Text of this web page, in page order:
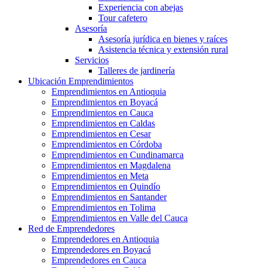
Experiencia con abejas
Tour cafetero
Asesoría
Asesoría jurídica en bienes y raíces
Asistencia técnica y extensión rural
Servicios
Talleres de jardinería
Ubicación Emprendimientos
Emprendimientos en Antioquia
Emprendimientos en Boyacá
Emprendimientos en Cauca
Emprendimientos en Caldas
Emprendimientos en Cesar
Emprendimientos en Córdoba
Emprendimientos en Cundinamarca
Emprendimientos en Magdalena
Emprendimientos en Meta
Emprendimientos en Quindío
Emprendimientos en Santander
Emprendimientos en Tolima
Emprendimientos en Valle del Cauca
Red de Emprendedores
Emprendedores en Antioquia
Emprendedores en Boyacá
Emprendedores en Cauca